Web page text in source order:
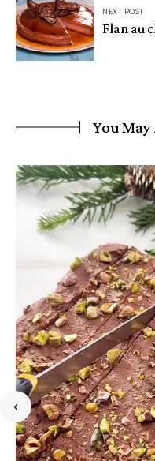
NEXT POST
Flan au
You